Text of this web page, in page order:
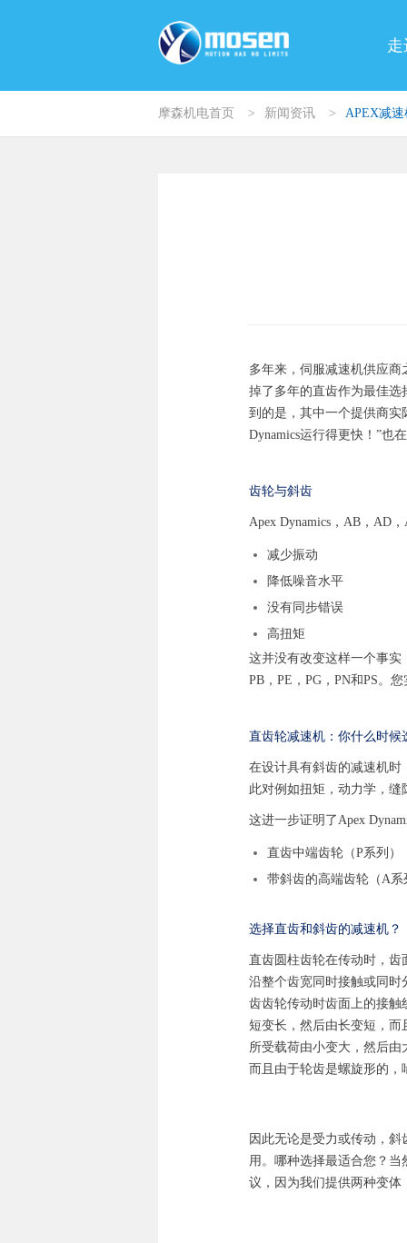
摩森机电首页 > 新闻资讯 > APEX减
多年来，伺服减速机供应
掉了多年的直齿作为最佳
到的是，其中一个提供商实
Dynamics运行得更快！”也
齿轮与斜齿
Apex Dynamics，AB，AD
减少振动
降低噪音水平
没有同步错误
高扭矩
这并没有改变这样一个事实
PB，PE，PG，PN和PS。
直齿轮减速机：你什么时候
在设计具有斜齿的减速机
此对例如扭矩，动力学，
这进一步证明了Apex
直齿中端齿轮（P系列）
带斜齿的高端齿轮（A系
选择直齿和斜齿的减速机？
直齿圆柱齿轮在传动时，
沿整个齿宽同时接触或同
齿齿轮传动时齿面上的接
短变长，然后由长变短，
所受载荷由小变大，然后
而且由于轮齿是螺旋形的
因此无论是受力或传动，
用。哪种选择最适合您？
议，因为我们提供两种变体